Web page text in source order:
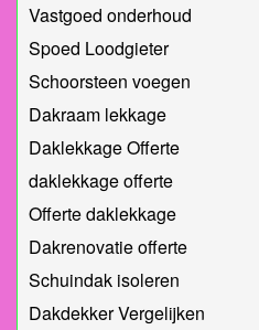
Vastgoed onderhoud
Spoed Loodgieter
Schoorsteen voegen
Dakraam lekkage
Daklekkage Offerte
daklekkage offerte
Offerte daklekkage
Dakrenovatie offerte
Schuindak isoleren
Dakdekker Vergelijken